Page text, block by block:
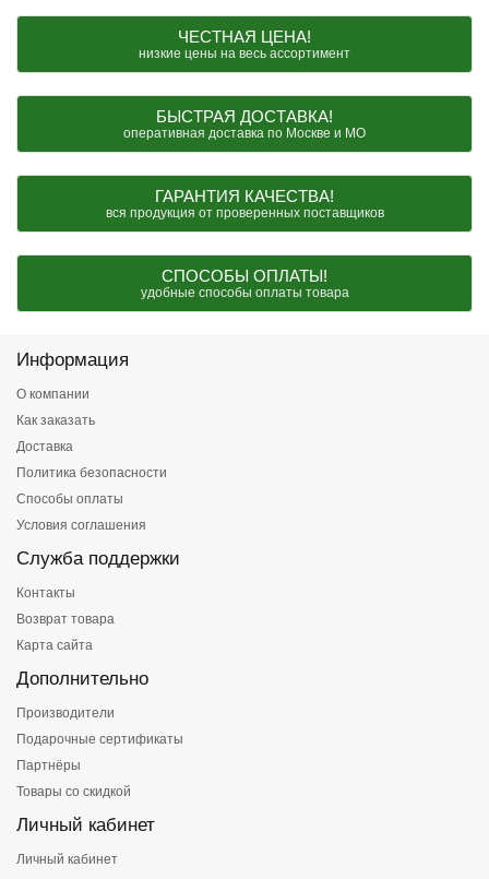
ЧЕСТНАЯ ЦЕНА!
низкие цены на весь ассортимент
БЫСТРАЯ ДОСТАВКА!
оперативная доставка по Москве и МО
ГАРАНТИЯ КАЧЕСТВА!
вся продукция от проверенных поставщиков
СПОСОБЫ ОПЛАТЫ!
удобные способы оплаты товара
Информация
О компании
Как заказать
Доставка
Политика безопасности
Способы оплаты
Условия соглашения
Служба поддержки
Контакты
Возврат товара
Карта сайта
Дополнительно
Производители
Подарочные сертификаты
Партнёры
Товары со скидкой
Личный кабинет
Личный кабинет